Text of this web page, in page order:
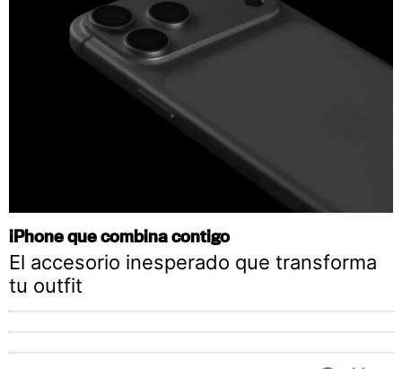
iPhone que combina contigo
El accesorio inesperado que transforma
tu outfit